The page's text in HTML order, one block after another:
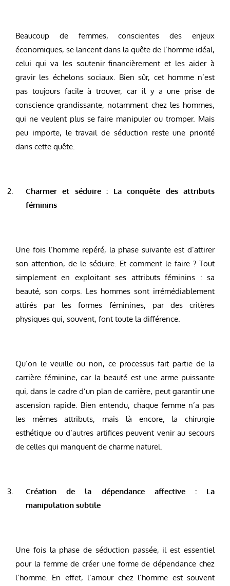
Beaucoup de femmes, conscientes des enjeux
économiques, se lancent dans la quête de l’homme idéal,
celui qui va les soutenir financièrement et les aider à
gravir les échelons sociaux. Bien sûr, cet homme n’est
pas toujours facile à trouver, car il y a une prise de
conscience grandissante, notamment chez les hommes,
qui ne veulent plus se faire manipuler ou tromper. Mais
peu importe, le travail de séduction reste une priorité
dans cette quête.
Charmer et séduire : La conquête des attributs
féminins
Une fois l’homme repéré, la phase suivante est d’attirer
son attention, de le séduire. Et comment le faire ? Tout
simplement en exploitant ses attributs féminins : sa
beauté, son corps. Les hommes sont irrémédiablement
attirés par les formes féminines, par des critères
physiques qui, souvent, font toute la différence.
Qu’on le veuille ou non, ce processus fait partie de la
carrière féminine, car la beauté est une arme puissante
qui, dans le cadre d’un plan de carrière, peut garantir une
ascension rapide. Bien entendu, chaque femme n’a pas
les mêmes attributs, mais là encore, la chirurgie
esthétique ou d’autres artifices peuvent venir au secours
de celles qui manquent de charme naturel.
Création de la dépendance affective : La
manipulation subtile
Une fois la phase de séduction passée, il est essentiel
pour la femme de créer une forme de dépendance chez
l’homme. En effet, l’amour chez l’homme est souvent